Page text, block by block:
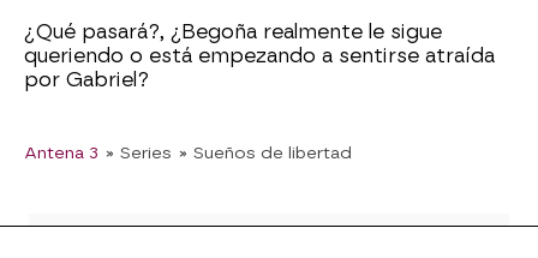
¿Qué pasará?, ¿Begoña realmente le sigue
queriendo o está empezando a sentirse atraída
por Gabriel?
Antena 3 » Series » Sueños de libertad